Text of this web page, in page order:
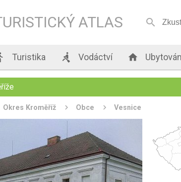
ATLAS 
Turistika  Vodáctví 
Okres Kroměříž Obce Vesnice